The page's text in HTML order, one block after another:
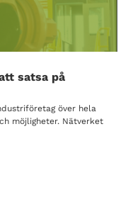
satsa på
över hela
möjligheter. Nätverket